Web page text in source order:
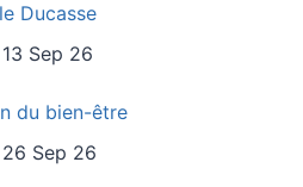
Ducasse
13 Sep 26
du bien-être
26 Sep 26